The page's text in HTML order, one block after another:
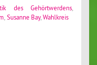
des Gehörtwerdens,
, Susanne Bay,Wahlkreis